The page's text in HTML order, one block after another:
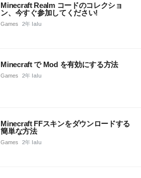
Minecraft Realm コードのコレクショ
ン、今すぐ参加してください!
Games 2年 lalu
Minecraft で Mod を有効にする方法
Games 2年 lalu
Minecraft FFスキンをダウンロードする
簡単な方法
Games 2年 lalu